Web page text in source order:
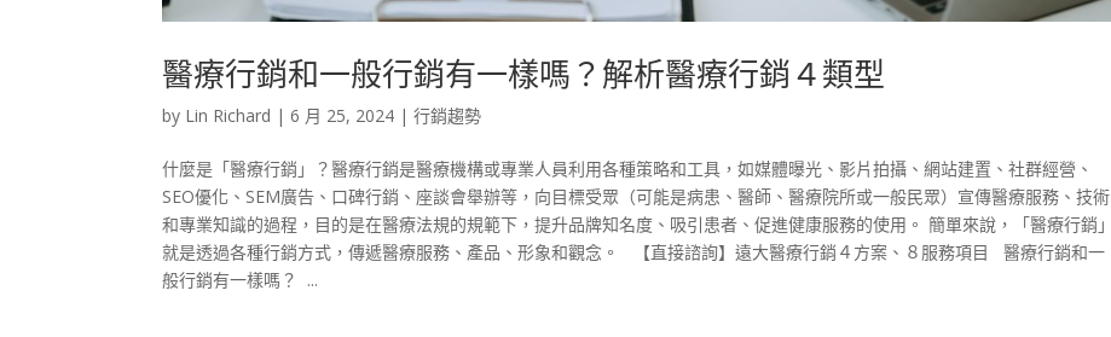
醫療行銷和一般行銷有一樣嗎？解析醫療行銷４類型
by Lin Richard |6 月 25, 2024 |行銷趨勢
什麼是「醫療行銷」？醫療行銷是醫療機構或專業人員利用各種策略和工具，如媒體曝光、影片拍攝、網站建置、社群經營、
SEO優化、SEM廣告、口碑行銷、座談會舉辦等，向目標受眾（可能是病患、醫師、醫療院所或一般民眾）宣傳醫療服務、技術
和專業知識的過程，目的是在醫療法規的規範下，提升品牌知名度、吸引患者、促進健康服務的使用。 簡單來說，「醫療行銷」
就是透過各種行銷方式，傳遞醫療服務、產品、形象和觀念。 【直接諮詢】遠大醫療行銷４方案、８服務項目 醫療行銷和一
般行銷有一樣嗎？ ...